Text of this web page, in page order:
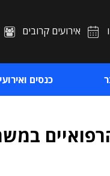
אירועים קרובים
כנסים